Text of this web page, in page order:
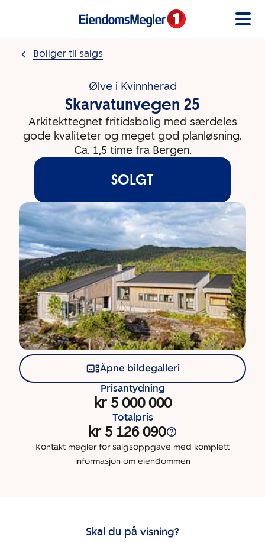
Boliger til salgs
Ølve i Kvinnherad
Skarvatunvegen 25
Arkitekttegnet fritidsbolig med særdeles
gode kvaliteter og meget god planløsning.
Ca. 1,5 time fra Bergen.
SOLGT
Åpne bildegalleri
Prisantydning
kr 5 000 000
Totalpris
kr 5 126 090
Kontakt megler for salgsoppgave med komplett
informasjon om eiendommen
Skal du på visning?